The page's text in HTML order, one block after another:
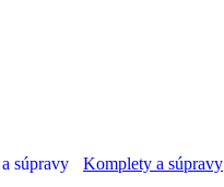
Komplety a súpravy